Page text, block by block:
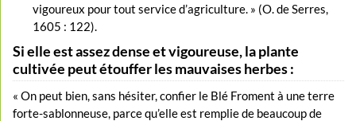
vigoureux pour tout service d’agriculture. » (O. de Serres,
1605 : 122).
Si elle est assez dense et vigoureuse, la plante
cultivée peut étouffer les mauvaises herbes :
« On peut bien, sans hésiter, confier le Blé Froment à une terre
forte-sablonneuse, parce qu’elle est remplie de beaucoup de